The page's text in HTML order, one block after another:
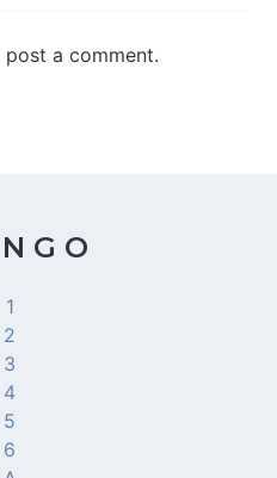
a comment.
G O
1
2
3
4
5
6